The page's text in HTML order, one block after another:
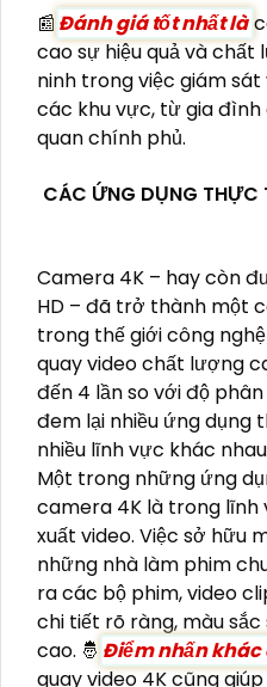
📰 Đánh giá tốt nhất là
cao sự hiệu quả và
ninh trong việc giám
các khu vực, từ gia
quan chính phủ.
CÁC ỨNG DỤNG THỰC
Camera 4K – hay còn
HD – đã trở thành một
trong thế giới công
quay video chất lượng
đến 4 lần so với độ
đem lại nhiều ứng
nhiều lĩnh vực khác
Một trong những ứng
camera 4K là trong lĩnh
xuất video. Việc sở hữu
những nhà làm phim
ra các bộ phim, video
chi tiết rõ ràng, màu
cao. 🤴 Điểm nhấn
quay video 4K cũng